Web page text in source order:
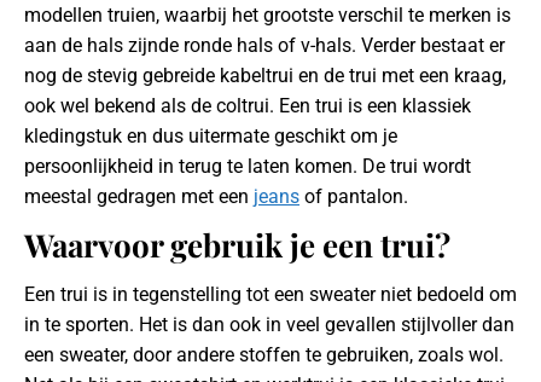
modellen truien, waarbij het grootste verschil te merken is
aan de hals zijnde ronde hals of v-hals. Verder bestaat er
nog de stevig gebreide kabeltrui en de trui met een kraag,
ook wel bekend als de coltrui. Een trui is een klassiek
kledingstuk en dus uitermate geschikt om je
persoonlijkheid in terug te laten komen. De trui wordt
meestal gedragen met een jeans of pantalon.
Waarvoor gebruik je een trui?
Een trui is in tegenstelling tot een sweater niet bedoeld om
in te sporten. Het is dan ook in veel gevallen stijlvoller dan
een sweater, door andere stoffen te gebruiken, zoals wol.